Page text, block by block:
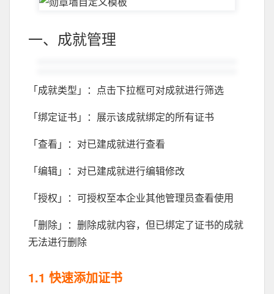
一、成就管理
「成就类型」：点击下拉框可对成就进行筛选
「绑定证书」：展示该成就绑定的所有证书
「查看」：对已建成就进行查看
「编辑」：对已建成就进行编辑修改
「授权」：可授权至本企业其他管理员查看使用
「删除」：删除成就内容，但已绑定了证书的成就
无法进行删除
1.1 快速添加证书